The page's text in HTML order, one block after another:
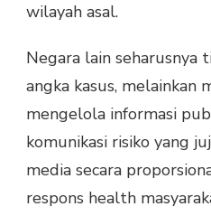
wilayah asal.
Negara lain seharusnya
angka kasus, melainkan
mengelola informasi
komunikasi risiko yang
media secara
respons health